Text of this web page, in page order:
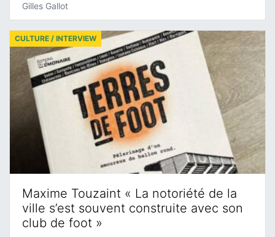
Gilles Gallot
Maxime Touzaint « La notoriété de la
ville s’est souvent construite avec son
club de foot »
CULTURE / INTERVIEW